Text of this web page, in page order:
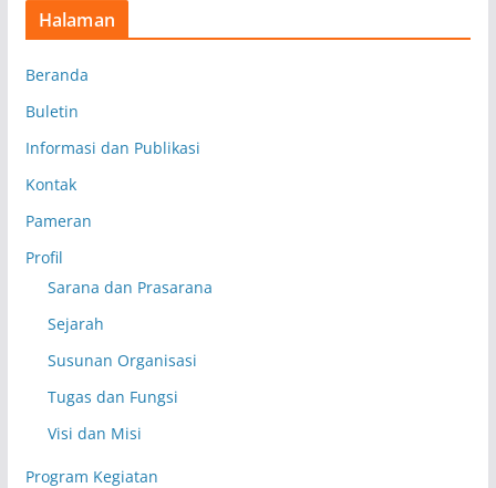
Halaman
Beranda
Buletin
Informasi dan Publikasi
Kontak
Pameran
Profil
Sarana dan Prasarana
Sejarah
Susunan Organisasi
Tugas dan Fungsi
Visi dan Misi
Program Kegiatan